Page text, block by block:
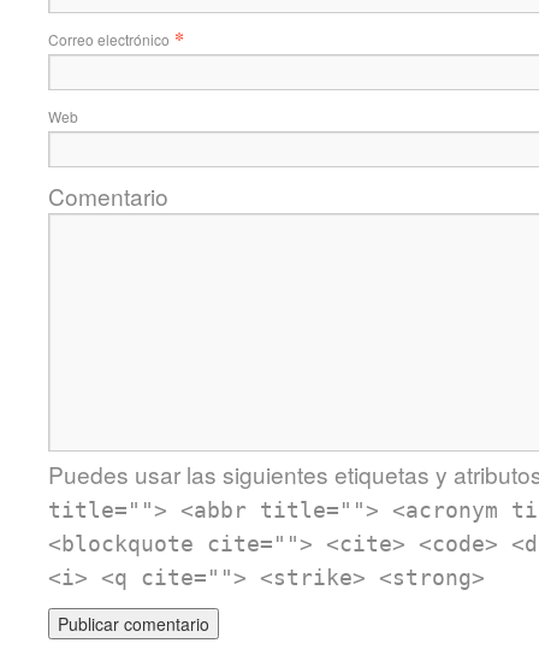
Correo electrónico *
Web
Comentario
Puedes usar las siguientes etiquetas y
title=""> <abbr title=""> <acronym
<blockquote cite=""> <cite> <code>
<i> <q cite=""> <strike> <strong>